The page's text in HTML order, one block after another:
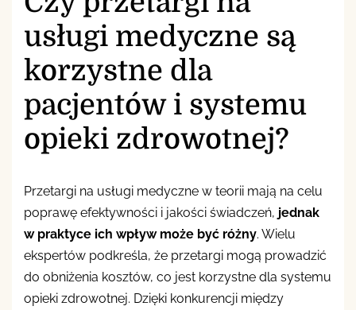
usługi medyczne są
korzystne dla
pacjentów i systemu
opieki zdrowotnej?
Przetargi na usługi medyczne w teorii mają na celu
poprawę efektywności i jakości świadczeń, jednak
w praktyce ich wpływ może być różny. Wielu
ekspertów podkreśla, że przetargi mogą prowadzić
do obniżenia kosztów, co jest korzystne dla systemu
opieki zdrowotnej. Dzięki konkurencji między